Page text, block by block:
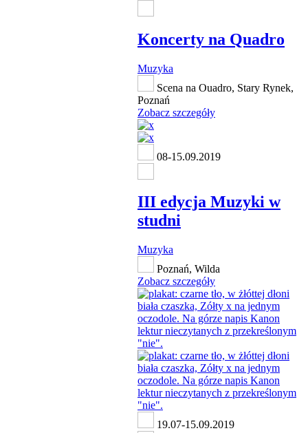
Koncerty na Quadro
Muzyka
Scena na Ouadro, Stary Rynek,
Poznań
Zobacz szczegóły
08-15.09.2019
III edycja Muzyki w
studni
Muzyka
Poznań, Wilda
Zobacz szczegóły
19.07-15.09.2019